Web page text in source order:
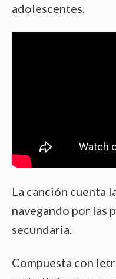
adolescentes.
La canción cuenta
navegando por las
secundaria.
Compuesta con